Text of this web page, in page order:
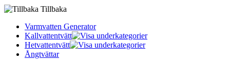
Tillbaka
Varmvatten Generator
Kallvattentvätt
Hetvattentvätt
Ångtvättar